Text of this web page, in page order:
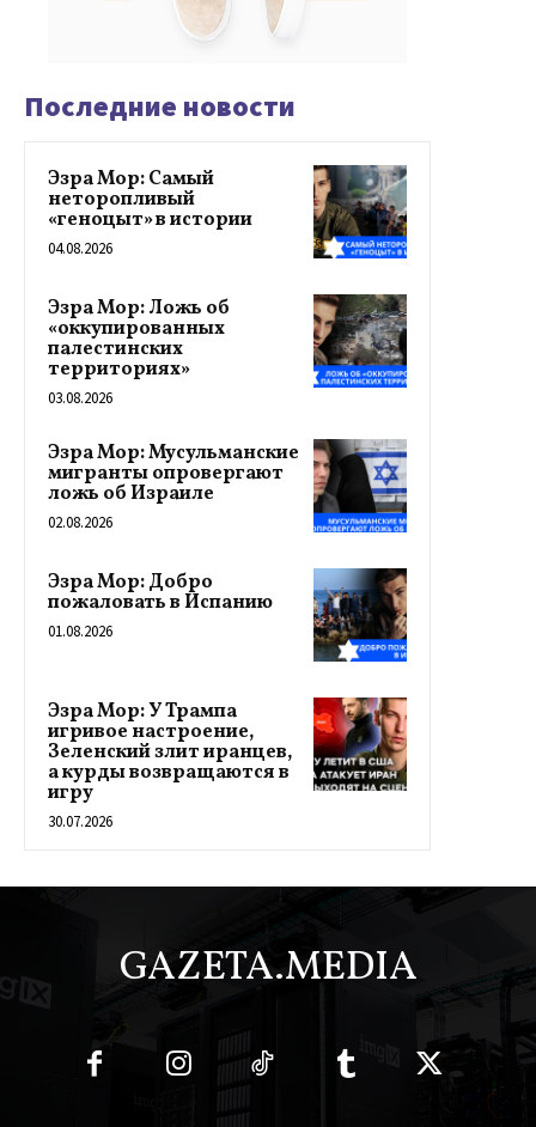
Последние новости
Эзра Мор: Самый
неторопливый
«геноцыт» в истории
04.08.2026
Эзра Мор: Ложь об
«оккупированных
палестинских
территориях»
03.08.2026
Эзра Мор: Мусульманские
мигранты опровергают
ложь об Израиле
02.08.2026
Эзра Мор: Добро
пожаловать в Испанию
01.08.2026
Эзра Мор: У Трампа
игривое настроение,
Зеленский злит иранцев,
а курды возвращаются в
игру
30.07.2026
GAZETA.MEDIA